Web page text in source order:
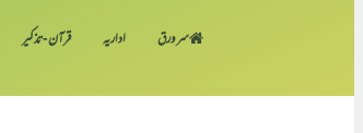
سر ورق اداریہ قرآن-تذکیر